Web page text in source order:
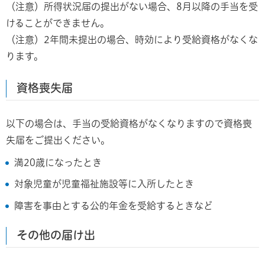
（注意）所得状況届の提出がない場合、8月以降の手当を受
けることができません。
（注意）2年間未提出の場合、時効により受給資格がなくな
ります。
資格喪失届
以下の場合は、手当の受給資格がなくなりますので資格喪
失届をご提出ください。
満20歳になったとき
対象児童が児童福祉施設等に入所したとき
障害を事由とする公的年金を受給するときなど
その他の届け出